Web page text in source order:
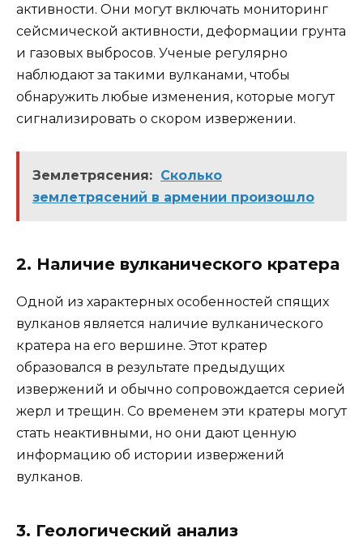
активности. Они могут включать мониторинг
сейсмической активности, деформации грунта
и газовых выбросов. Ученые регулярно
наблюдают за такими вулканами, чтобы
обнаружить любые изменения, которые могут
сигнализировать о скором извержении.
Землетрясения: Сколько
землетрясений в армении произошло
2. Наличие вулканического кратера
Одной из характерных особенностей спящих
вулканов является наличие вулканического
кратера на его вершине. Этот кратер
образовался в результате предыдущих
извержений и обычно сопровождается серией
жерл и трещин. Со временем эти кратеры могут
стать неактивными, но они дают ценную
информацию об истории извержений
вулканов.
3. Геологический анализ